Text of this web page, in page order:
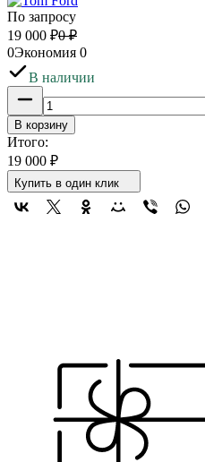
По запросу
19 000 ₽0 ₽
0Экономия 0
В наличии
В корзину
Итого:
19 000 ₽
Купить в один клик